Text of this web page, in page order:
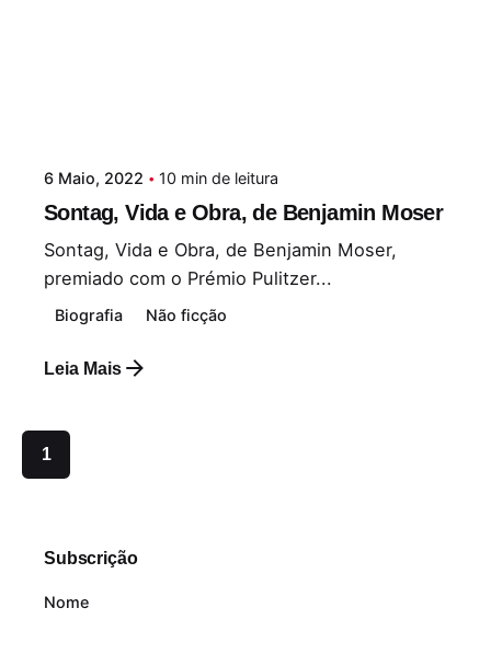
6 Maio, 2022 10 min de leitura
Sontag, Vida e Obra, de Benjamin Moser
Sontag, Vida e Obra, de Benjamin Moser,
premiado com o Prémio Pulitzer...
Biografia Não ficção
Leia Mais
1
Subscrição
Nome